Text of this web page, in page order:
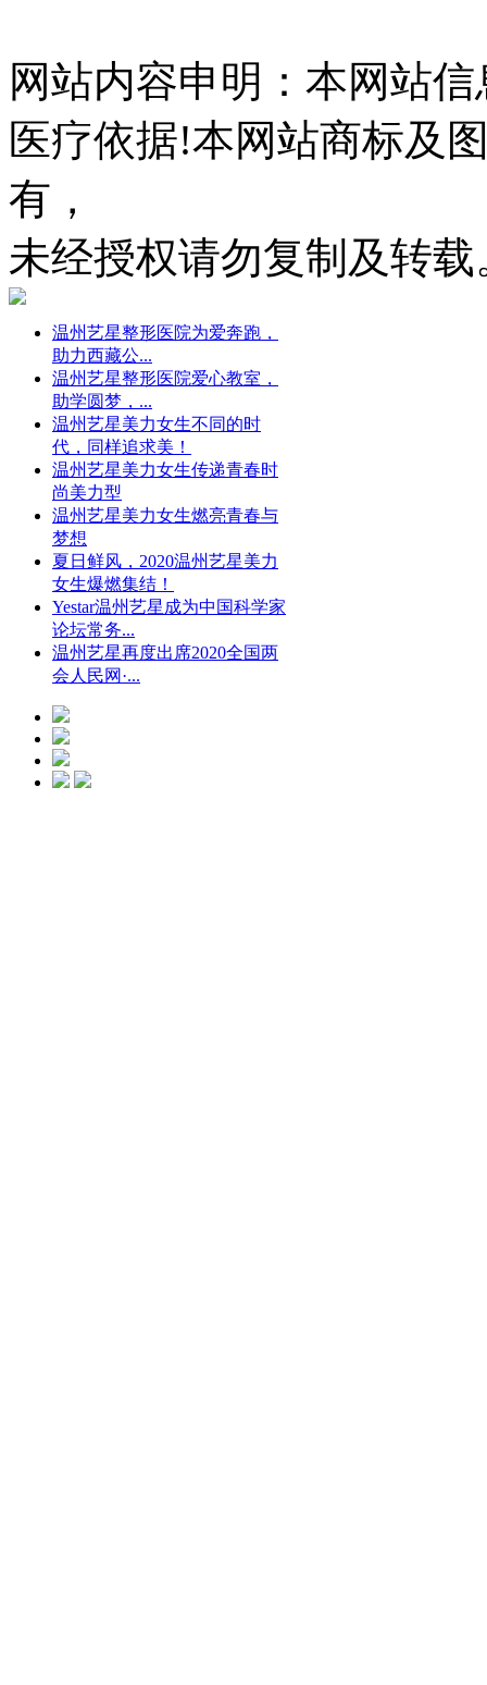
网站内容申明：本网站
医疗依据!本网站商标及
有，
未经授权请勿复制及转
温州艺星整形医院为爱奔跑，
助力西藏公...
温州艺星整形医院爱心教室，
助学圆梦，...
温州艺星美力女生不同的时
代，同样追求美！
温州艺星美力女生传递青春时
尚美力型
温州艺星美力女生燃亮青春与
梦想
夏日鲜风，2020温州艺星美力
女生爆燃集结！
Yestar温州艺星成为中国科学家
论坛常务...
温州艺星再度出席2020全国两
会人民网·...